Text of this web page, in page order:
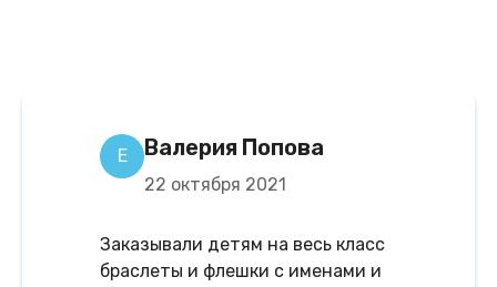
Е Валерия Попова
22 октября 2021
Заказывали детям на весь класс
браслеты и флешки с именами и